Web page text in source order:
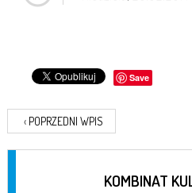
Save
‹ POPRZEDNI WPIS
KOMBINAT